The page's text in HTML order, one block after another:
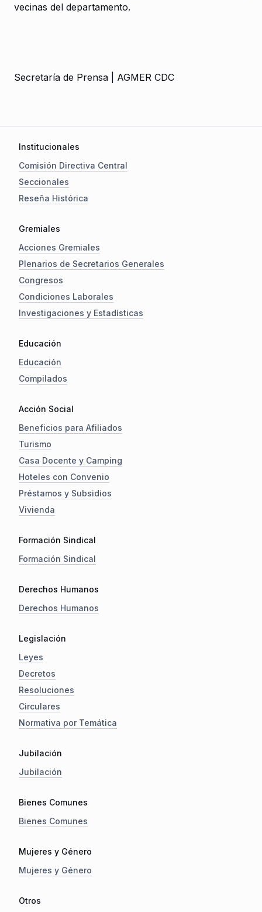
vecinas del departamento.
Secretaría de Prensa | AGMER CDC
Institucionales
Comisión Directiva Central
Seccionales
Reseña Histórica
Gremiales
Acciones Gremiales
Plenarios de Secretarios Generales
Congresos
Condiciones Laborales
Investigaciones y Estadísticas
Educación
Educación
Compilados
Acción Social
Beneficios para Afiliados
Turismo
Casa Docente y Camping
Hoteles con Convenio
Préstamos y Subsidios
Vivienda
Formación Sindical
Formación Sindical
Derechos Humanos
Derechos Humanos
Legislación
Leyes
Decretos
Resoluciones
Circulares
Normativa por Temática
Jubilación
Jubilación
Bienes Comunes
Bienes Comunes
Mujeres y Género
Mujeres y Género
Otros